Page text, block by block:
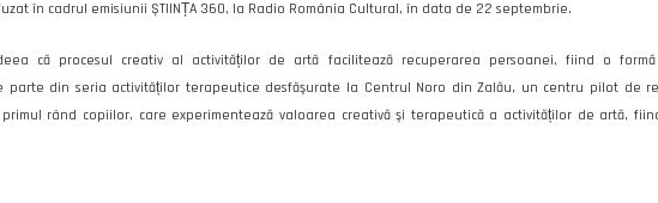
în cadrul emisiunii ȘTIINȚA 360, la Radio România Cultural, în data de 22 septembrie.
că procesul creativ al activităților de artă facilitează recuperarea persoanei, fiind o
parte din seria activităților terapeutice desfăşurate la Centrul Noro din Zalău, un centru pilot de
rând copiilor, care experimentează valoarea creativă şi terapeutică a activităților de artă,